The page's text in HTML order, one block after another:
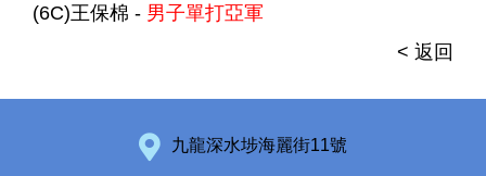
(6C)王保棉 - 男子單打亞軍
< 返回
九龍深水埗海麗街11號